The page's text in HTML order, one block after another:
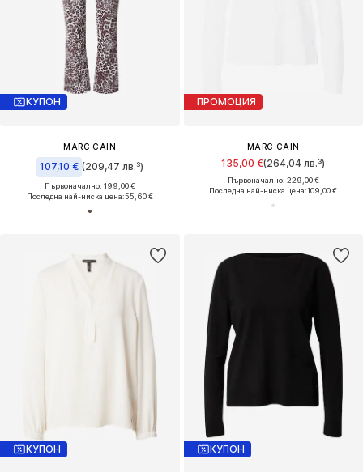
КУПОН
MARC CAIN
107,10 € (209,47 лв.³)
Първоначално: 199,00 €
Последна най-ниска цена:55,60 €
ПРОМОЦИЯ
MARC CAIN
135,00 €(264,04 лв.³)
Първоначално: 229,00 €
Последна най-ниска цена:109,00 €
КУПОН КУПОН